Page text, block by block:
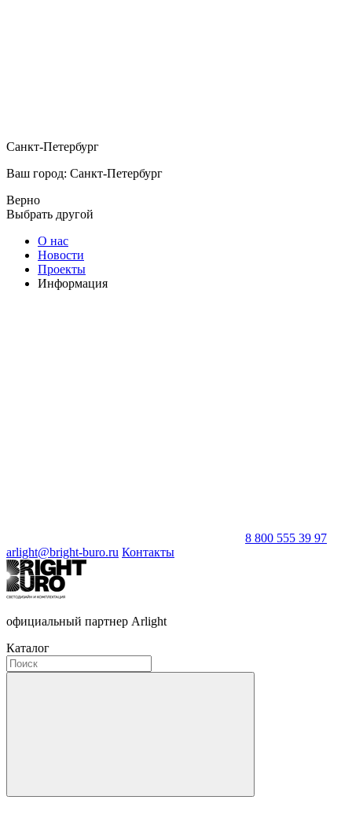
Санкт-Петербург
Ваш город: Санкт-Петербург
Верно
Выбрать другой
О нас
Новости
Проекты
Информация
8 800 555 39 97
arlight@bright-buro.ru Контакты
официальный партнер Arlight
Каталог